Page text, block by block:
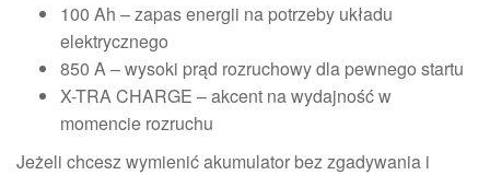
100 Ah – zapas energii na potrzeby układu
elektrycznego
850 A – wysoki prąd rozruchowy dla pewnego startu
X-TRA CHARGE – akcent na wydajność w
momencie rozruchu
Jeżeli chcesz wymienić akumulator bez zgadywania i